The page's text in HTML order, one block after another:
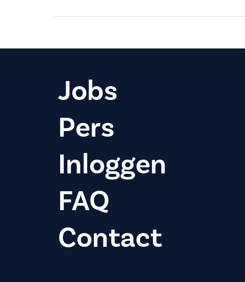
Jobs
Pers
Inloggen
FAQ
Contact